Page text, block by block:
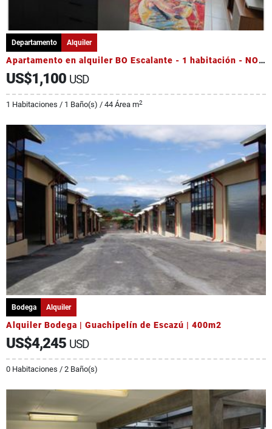
Departamento Alquiler
Apartamento en alquiler BO Escalante - 1 habitación - NO parqueo
US$1,100 USD
1 Habitaciones / 1 Baño(s) / 44 Área m2
Bodega Alquiler
Alquiler Bodega | Guachipelín de Escazú | 400m2
US$4,245 USD
0 Habitaciones / 2 Baño(s)